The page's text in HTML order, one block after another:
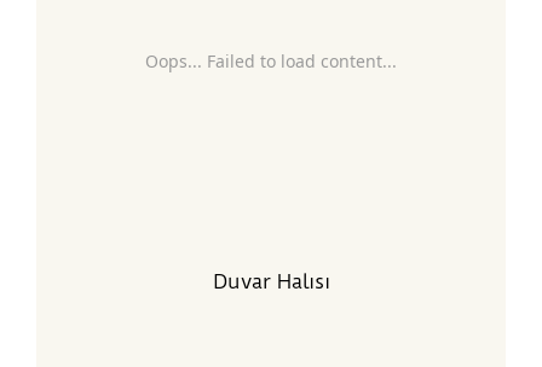
Oops... Failed to load content...
Duvar Halısı